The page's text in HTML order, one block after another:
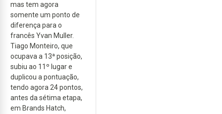
mas tem agora
somente um ponto de
diferença para o
francês Yvan Muller.
Tiago Monteiro, que
ocupava a 13ª posição,
subiu ao 11º lugar e
duplicou a pontuação,
tendo agora 24 pontos,
antes da sétima etapa,
em Brands Hatch,